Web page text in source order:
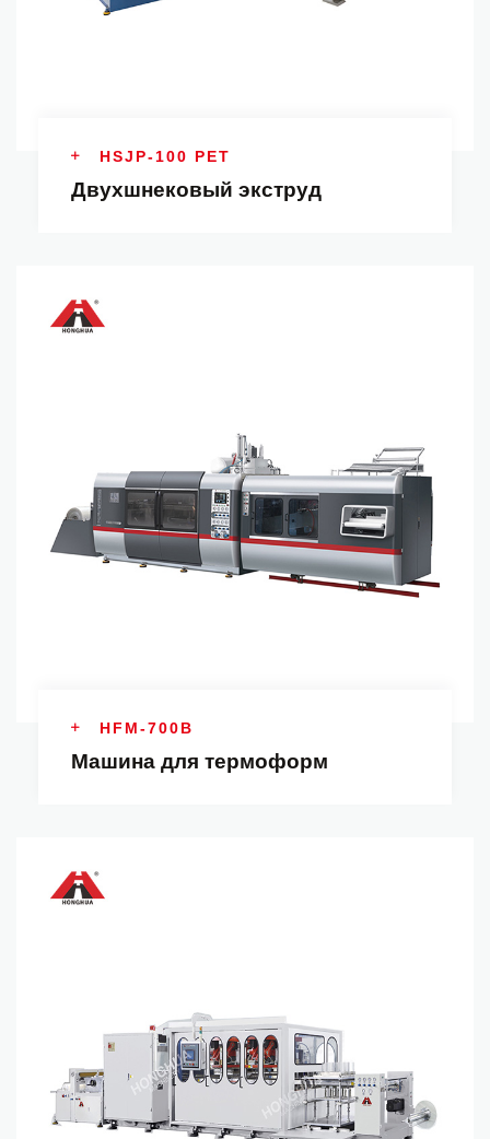
HSJP-100 PET
Двухшнековый экструд
HFM-700B
Машина для термоформ